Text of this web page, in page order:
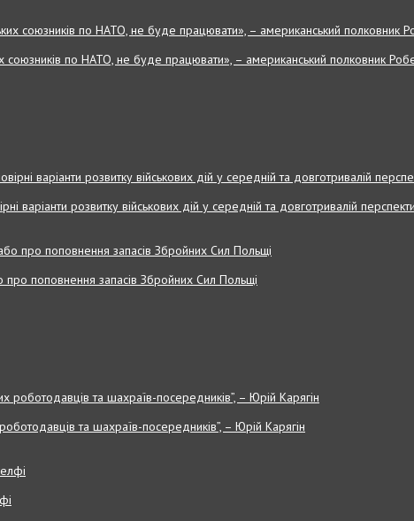
по НАТО, не буде працювати», – американський полковник
варіанти розвитку військових дій у середній та довготривалій
про поповнення запасів Збройних Cил Польщі
та шахраїв-посередників”, – Юрій Карягін